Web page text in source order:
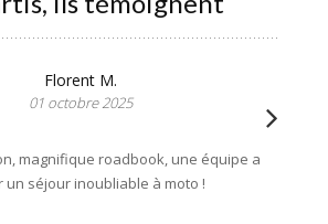
Florent M.
01 octobre 2025
magnifique roadbook, une équipe a
séjour inoubliable à moto !